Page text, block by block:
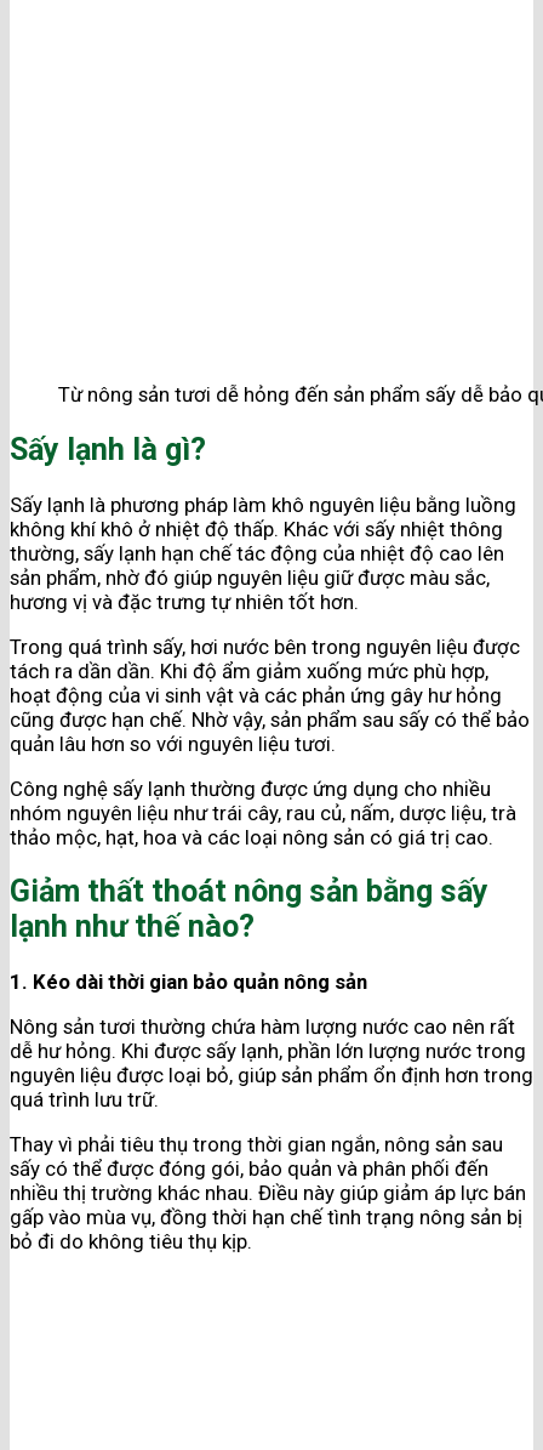
Từ nông sản tươi dễ hỏng đến sản phẩm sấy dễ bảo
Sấy lạnh là gì?
Sấy lạnh là phương pháp làm khô nguyên liệu bằng luồng
không khí khô ở nhiệt độ thấp. Khác với sấy nhiệt thông
thường, sấy lạnh hạn chế tác động của nhiệt độ cao lên
sản phẩm, nhờ đó giúp nguyên liệu giữ được màu sắc,
hương vị và đặc trưng tự nhiên tốt hơn.
Trong quá trình sấy, hơi nước bên trong nguyên liệu được
tách ra dần dần. Khi độ ẩm giảm xuống mức phù hợp,
hoạt động của vi sinh vật và các phản ứng gây hư hỏng
cũng được hạn chế. Nhờ vậy, sản phẩm sau sấy có thể bảo
quản lâu hơn so với nguyên liệu tươi.
Công nghệ sấy lạnh thường được ứng dụng cho nhiều
nhóm nguyên liệu như trái cây, rau củ, nấm, dược liệu, trà
thảo mộc, hạt, hoa và các loại nông sản có giá trị cao.
Giảm thất thoát nông sản bằng sấy
lạnh như thế nào?
1. Kéo dài thời gian bảo quản nông sản
Nông sản tươi thường chứa hàm lượng nước cao nên rất
dễ hư hỏng. Khi được sấy lạnh, phần lớn lượng nước trong
nguyên liệu được loại bỏ, giúp sản phẩm ổn định hơn trong
quá trình lưu trữ.
Thay vì phải tiêu thụ trong thời gian ngắn, nông sản sau
sấy có thể được đóng gói, bảo quản và phân phối đến
nhiều thị trường khác nhau. Điều này giúp giảm áp lực bán
gấp vào mùa vụ, đồng thời hạn chế tình trạng nông sản bị
bỏ đi do không tiêu thụ kịp.